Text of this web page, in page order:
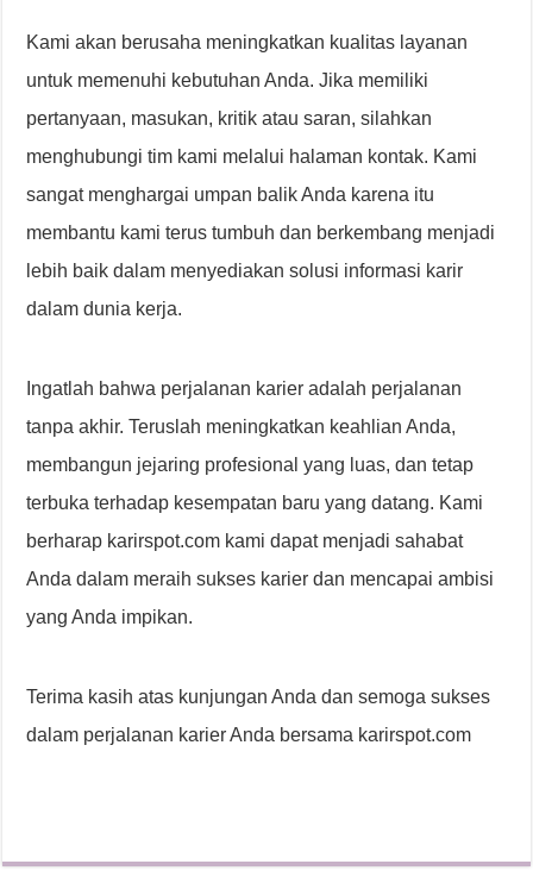
Kami akan berusaha meningkatkan kualitas layanan
untuk memenuhi kebutuhan Anda. Jika memiliki
pertanyaan, masukan, kritik atau saran, silahkan
menghubungi tim kami melalui halaman kontak. Kami
sangat menghargai umpan balik Anda karena itu
membantu kami terus tumbuh dan berkembang menjadi
lebih baik dalam menyediakan solusi informasi karir
dalam dunia kerja.
Ingatlah bahwa perjalanan karier adalah perjalanan
tanpa akhir. Teruslah meningkatkan keahlian Anda,
membangun jejaring profesional yang luas, dan tetap
terbuka terhadap kesempatan baru yang datang. Kami
berharap karirspot.com kami dapat menjadi sahabat
Anda dalam meraih sukses karier dan mencapai ambisi
yang Anda impikan.
Terima kasih atas kunjungan Anda dan semoga sukses
dalam perjalanan karier Anda bersama karirspot.com